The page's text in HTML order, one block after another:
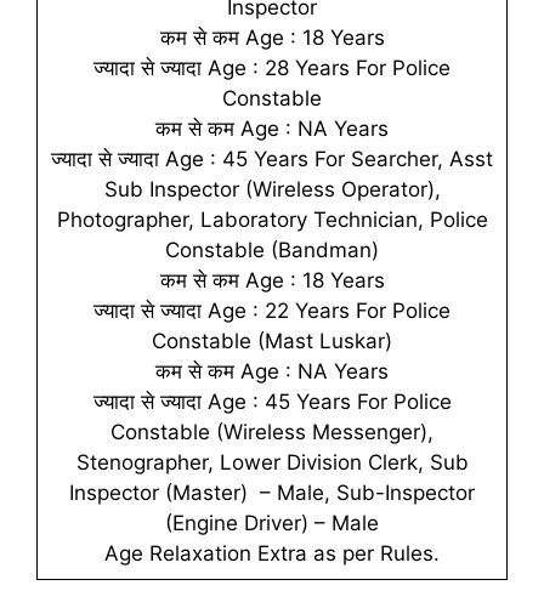
Inspector
कम से कम Age : 18 Years
ज्यादा से ज्यादा Age : 28 Years For Police
Constable
कम से कम Age : NA Years
ज्यादा से ज्यादा Age : 45 Years For Searcher, Asst
Sub Inspector (Wireless Operator),
Photographer, Laboratory Technician, Police
Constable (Bandman)
कम से कम Age : 18 Years
ज्यादा से ज्यादा Age : 22 Years For Police
Constable (Mast Luskar)
कम से कम Age : NA Years
ज्यादा से ज्यादा Age : 45 Years For Police
Constable (Wireless Messenger),
Stenographer, Lower Division Clerk, Sub
Inspector (Master) – Male, Sub-Inspector
(Engine Driver) – Male
Age Relaxation Extra as per Rules.